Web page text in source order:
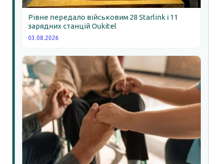
Рівне передало військовим 28 Starlink і 11
зарядних станцій Oukitel
03.08.2026